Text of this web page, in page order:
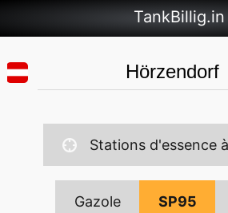
TankBillig.in
Stations d'essence
Gazole SP95